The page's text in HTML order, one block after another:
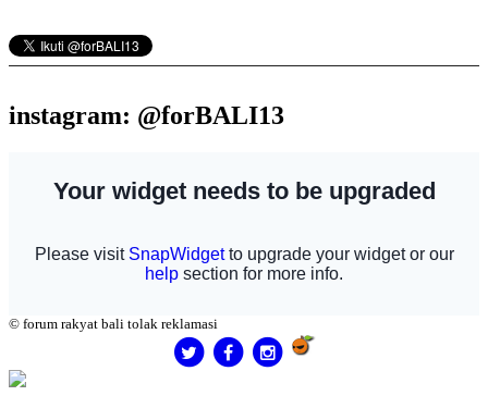
instagram: @forBALI13
© forum rakyat bali tolak reklamasi